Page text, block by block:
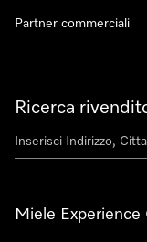
Ricerca
Miele Experience
Partner commerciali